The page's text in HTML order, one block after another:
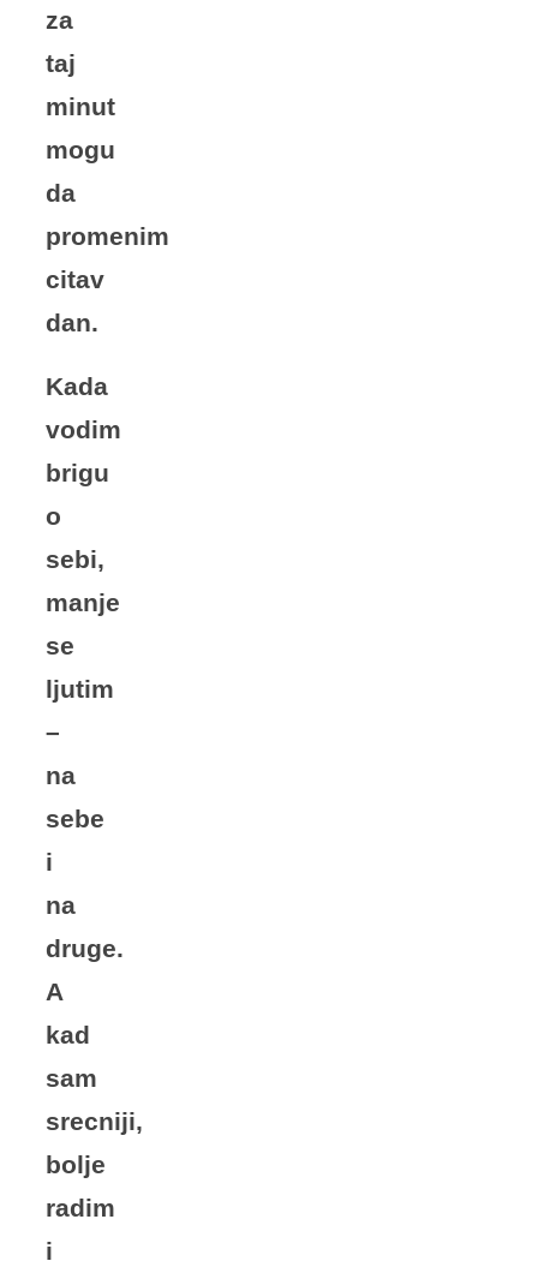
za
taj
minut
mogu
da
promenim
citav
dan.
Kada
vodim
brigu
o
sebi,
manje
se
ljutim
–
na
sebe
i
na
druge.
A
kad
sam
srecniji,
bolje
radim
i